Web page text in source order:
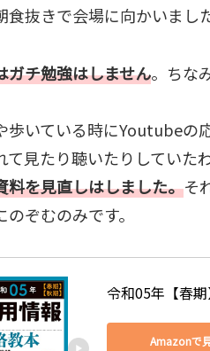
食抜きで会場に向かいまし
ガチ勉強はしません。ちな
歩いている時にYoutubeの
て見たり聴いたりしていた
料を見直しはしました。そ
のぞむのみです。
令和05年【春
Amazonで